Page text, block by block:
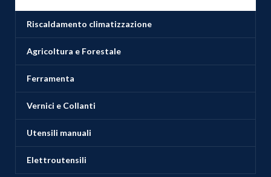
Riscaldamento climatizzazione
Agricoltura e Forestale
Ferramenta
Vernici e Collanti
Utensili manuali
Elettroutensili